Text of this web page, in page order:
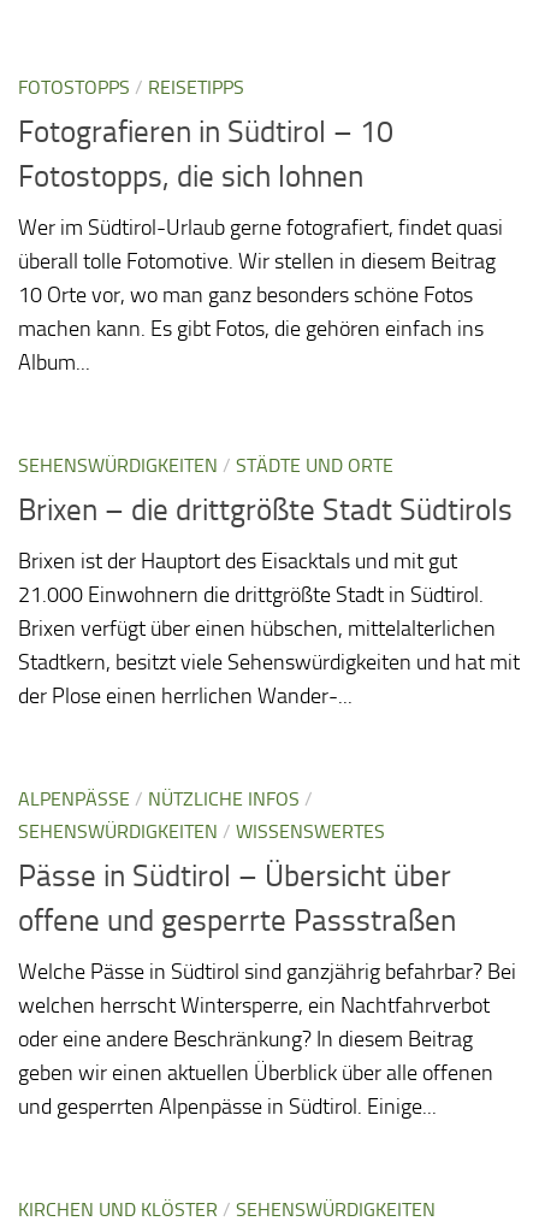
FOTOSTOPPS / REISETIPPS
Fotografieren in Südtirol – 10
Fotostopps, die sich lohnen
Wer im Südtirol-Urlaub gerne fotografiert, findet quasi
überall tolle Fotomotive. Wir stellen in diesem Beitrag
10 Orte vor, wo man ganz besonders schöne Fotos
machen kann. Es gibt Fotos, die gehören einfach ins
Album...
SEHENSWÜRDIGKEITEN / STÄDTE UND ORTE
Brixen – die drittgrößte Stadt Südtirols
Brixen ist der Hauptort des Eisacktals und mit gut
21.000 Einwohnern die drittgrößte Stadt in Südtirol.
Brixen verfügt über einen hübschen, mittelalterlichen
Stadtkern, besitzt viele Sehenswürdigkeiten und hat mit
der Plose einen herrlichen Wander-...
ALPENPÄSSE / NÜTZLICHE INFOS /
SEHENSWÜRDIGKEITEN / WISSENSWERTES
Pässe in Südtirol – Übersicht über
offene und gesperrte Passstraßen
Welche Pässe in Südtirol sind ganzjährig befahrbar? Bei
welchen herrscht Wintersperre, ein Nachtfahrverbot
oder eine andere Beschränkung? In diesem Beitrag
geben wir einen aktuellen Überblick über alle offenen
und gesperrten Alpenpässe in Südtirol. Einige...
KIRCHEN UND KLÖSTER / SEHENSWÜRDIGKEITEN